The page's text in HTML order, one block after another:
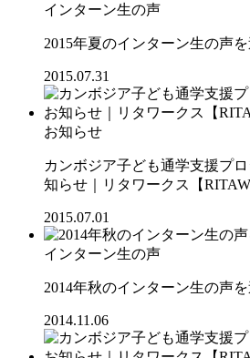
インターン生の声
2015年夏のインターン生の声
2015.07.31
お知らせ
カンボジア子ども通学支援プ
知らせ｜リタワークス【
2015.07.01
インターン生の声
2014年秋のインターン生の声
2014.11.06